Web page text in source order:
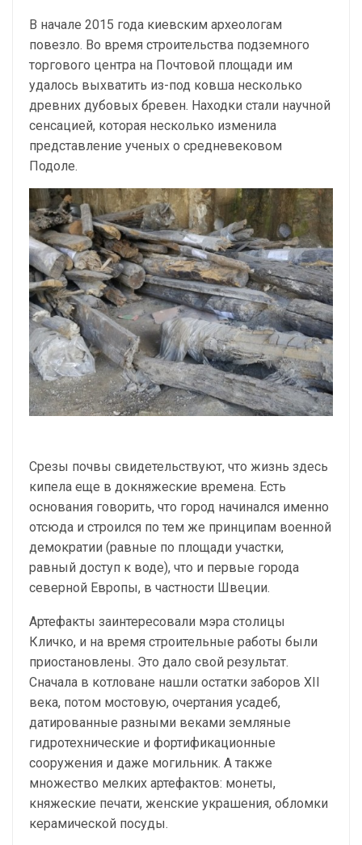
В начале 2015 года киевским археологам
повезло. Во время строительства подземного
торгового центра на Почтовой площади им
удалось выхватить из-под ковша несколько
древних дубовых бревен. Находки стали научной
сенсацией, которая несколько изменила
представление ученых о средневековом
Подоле.
Срезы почвы свидетельствуют, что жизнь здесь
кипела еще в докняжеские времена. Есть
основания говорить, что город начинался именно
отсюда и строился по тем же принципам военной
демократии (равные по площади участки,
равный доступ к воде), что и первые города
северной Европы, в частности Швеции.
Артефакты заинтересовали мэра столицы
Кличко, и на время строительные работы были
приостановлены. Это дало свой результат.
Сначала в котловане нашли остатки заборов XII
века, потом мостовую, очертания усадеб,
датированные разными веками земляные
гидротехнические и фортификационные
сооружения и даже могильник. А также
множество мелких артефактов: монеты,
княжеские печати, женские украшения, обломки
керамической посуды.